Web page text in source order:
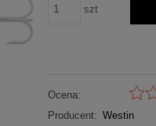
szt
Ocena:
Producent: Westin